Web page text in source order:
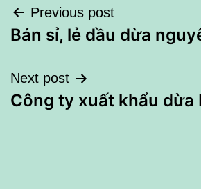
Điều
hướng
bài
viết
Previous post
Bán sỉ, lẻ dầu dừa
Next post
Công ty xuất khẩu dừa